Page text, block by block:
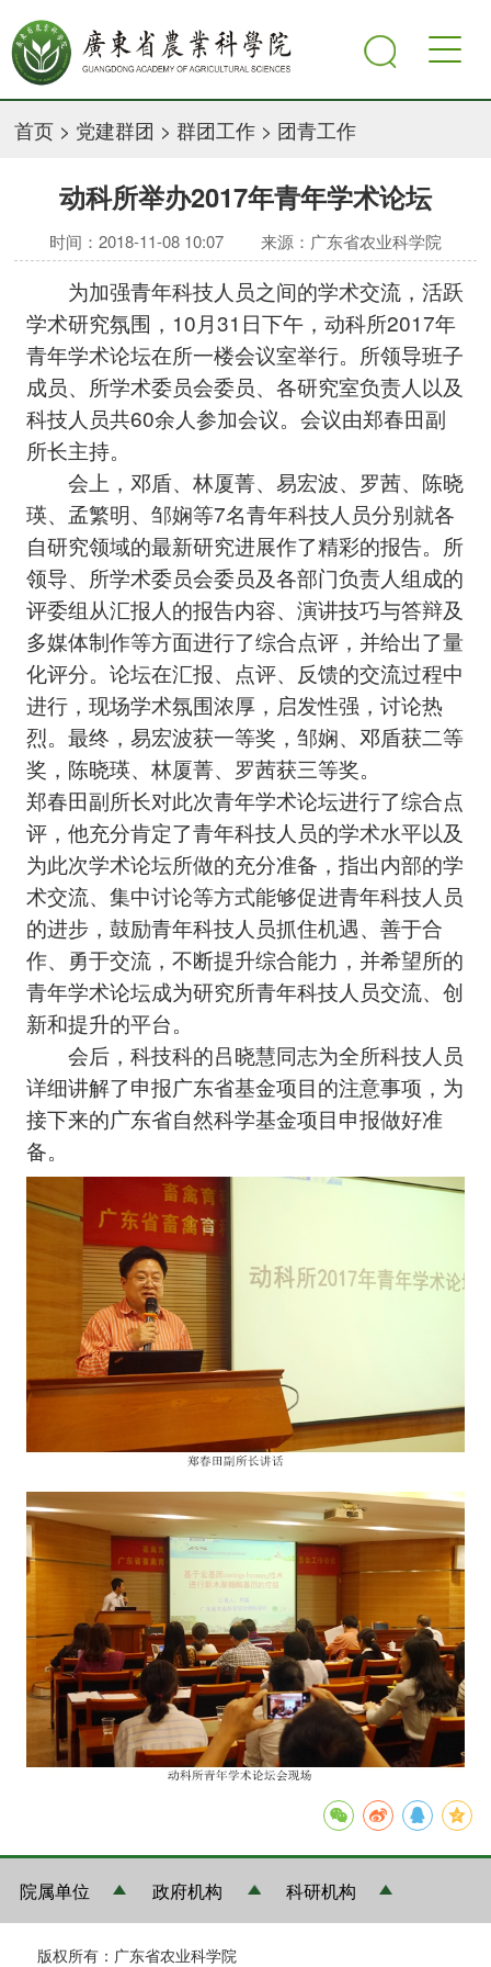
首页 > 党建群团 > 群团工作 > 团青工作
动科所举办2017年青年学术论坛
时间：2018-11-08 10:07 来源：广东省农业科学院
为加强青年科技人员之间的学术交流，活跃
学术研究氛围，10月31日下午，动科所2017年
青年学术论坛在所一楼会议室举行。所领导班子
成员、所学术委员会委员、各研究室负责人以及
科技人员共60余人参加会议。会议由郑春田副
所长主持。
会上，邓盾、林厦菁、易宏波、罗茜、陈晓
瑛、孟繁明、邹娴等7名青年科技人员分别就各
自研究领域的最新研究进展作了精彩的报告。所
领导、所学术委员会委员及各部门负责人组成的
评委组从汇报人的报告内容、演讲技巧与答辩及
多媒体制作等方面进行了综合点评，并给出了量
化评分。论坛在汇报、点评、反馈的交流过程中
进行，现场学术氛围浓厚，启发性强，讨论热
烈。最终，易宏波获一等奖，邹娴、邓盾获二等
奖，陈晓瑛、林厦菁、罗茜获三等奖。
郑春田副所长对此次青年学术论坛进行了综合点
评，他充分肯定了青年科技人员的学术水平以及
为此次学术论坛所做的充分准备，指出内部的学
术交流、集中讨论等方式能够促进青年科技人员
的进步，鼓励青年科技人员抓住机遇、善于合
作、勇于交流，不断提升综合能力，并希望所的
青年学术论坛成为研究所青年科技人员交流、创
新和提升的平台。
会后，科技科的吕晓慧同志为全所科技人员
详细讲解了申报广东省基金项目的注意事项，为
接下来的广东省自然科学基金项目申报做好准
备。
院属单位 政府机构 科研机构
版权所有：广东省农业科学院